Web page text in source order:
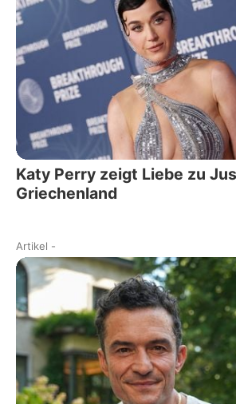
Katy Perry zeigt Liebe zu
Griechenland
Artikel -